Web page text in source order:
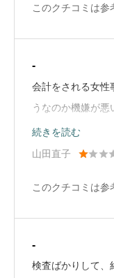
このクチコミは参
-
会計をされる女性
うなのか機嫌が
所の説明すら丁寧
用）
続きを読む
山田直子

このクチコミは参
-
検査ばかりして、